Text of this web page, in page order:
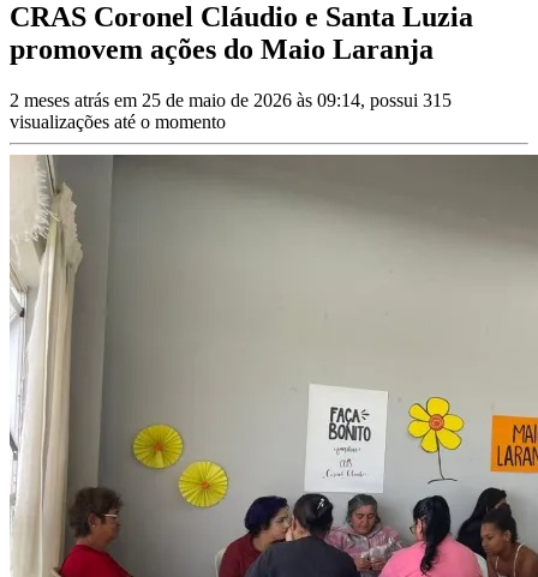
CRAS Coronel Cláudio e Santa Luzia
promovem ações do Maio Laranja
2 meses atrás em 25 de maio de 2026 às 09:14, possui 315
visualizações até o momento